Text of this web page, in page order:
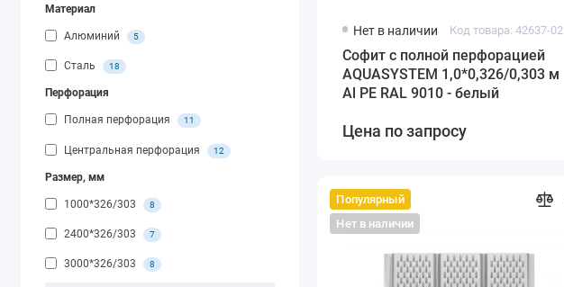
Материал
Алюминий 5
Сталь 18
Перфорация
Полная перфорация 11
Центральная перфорация 12
Размер, мм
1000*326/303 8
2400*326/303 7
3000*326/303 8
Нет в наличии Код товара: 42637-02
Софит с полной перфорацией
AQUASYSTEM 1,0*0,326/0,303 м
Al PE RAL 9010 - белый
Цена по запросу
Популярный
Нет в наличии